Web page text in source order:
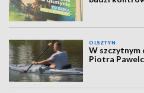
OLSZTYN
W szczytnym
Piotra